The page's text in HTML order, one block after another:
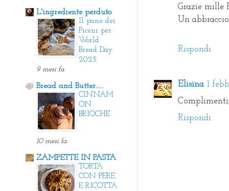
Grazie mille
Un abbraccio
Rispondi
Elisina 1
Rispondi
L'ingrediente perduto
Il pane dei
Piceni per
World
Bread Day
2025
9 mesi fa
Bread and Butter.....
CINNAM
ON
BRIOCHE
10 mesi fa
ZAMPETTE IN PASTA
TORTA
CON PERE
E RICOTTA